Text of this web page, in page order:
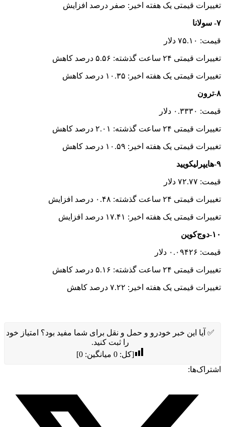
تغییرات قیمتی یک هفته اخیر: صفر درصد افزایش
۷- سولانا
قیمت: ۷۵.۱۰ دلار
تغییرات قیمتی ۲۴ ساعت گذشته: ۵.۵۶ درصد کاهش
تغییرات قیمتی یک هفته اخیر: ۱۰.۳۵ درصد کاهش
۸-ترون
قیمت: ۰.۳۳۳۰ دلار
تغییرات قیمتی ۲۴ ساعت گذشته: ۲.۰۱ درصد کاهش
تغییرات قیمتی یک هفته اخیر: ۱۰.۵۹ درصد کاهش
۹-هایپرلیکویید
قیمت: ۷۲.۷۷ دلار
تغییرات قیمتی ۲۴ ساعت گذشته: ۰.۴۸ درصد افزایش
تغییرات قیمتی یک هفته اخیر: ۱۷.۴۱ درصد افزایش
۱۰-دوج‌کوین
قیمت: ۰.۰۹۴۲۶ دلار
تغییرات قیمتی ۲۴ ساعت گذشته: ۵.۱۶ درصد کاهش
تغییرات قیمتی یک هفته اخیر: ۷.۲۲ درصد کاهش
✅ آیا این خبر خودرو و حمل و نقل برای شما مفید بود؟ امتیاز خود
را ثبت کنید.
[کل:0 میانگین:0
]
اشتراک‌ها: